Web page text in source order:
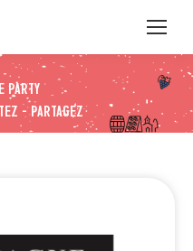
Party
– Partagez